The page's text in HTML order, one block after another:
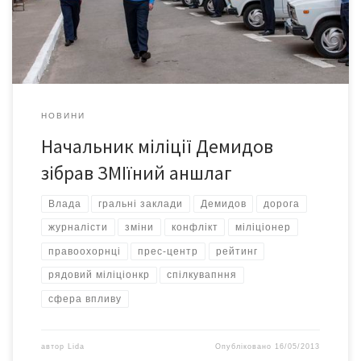
аншлаг. Міліціянти оперативно підрахували – 56 журналістів!
«Будемо дружити! – запевняли міліціянти. – Ви ж як
справжнісінькі […]
НОВИНИ
Начальник міліції Демидов
зібрав ЗМІїний аншлаг
Влада гральні заклади Демидов дорога
журналісти зміни конфлікт міліціонер
правоохорнці прес-центр рейтинг
рядовий міліціонкр спілкувапння
сфера впливу
автор Lida Опубліковано 16/05/2013